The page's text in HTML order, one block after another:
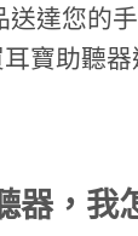
達您的手
寶助聽器
器，我